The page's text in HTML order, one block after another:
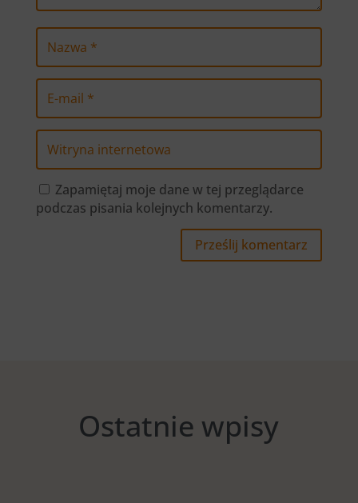
Zapamiętaj moje dane w tej przeglądarce
podczas pisania kolejnych komentarzy.
Prześlij komentarz
Ostatnie wpisy